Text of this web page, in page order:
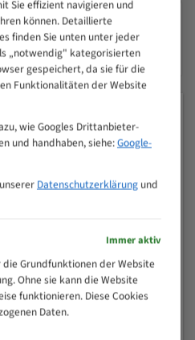
SHOPPEN
Verschlüsselung
ab 7,59 €
Sie effizient navigieren und
können. Detaillierte
finden Sie unten unter jeder
„notwendig" kategorisierten
gespeichert, da sie für die
Funktionalitäten der Website
wie Googles Drittanbieter-
und handhaben, siehe:Google-
Datenschutzerklärungund
Immer aktiv
Grundfunktionen der Website
Ohne sie kann die Website
funktionieren. Diese Cookies
Daten.